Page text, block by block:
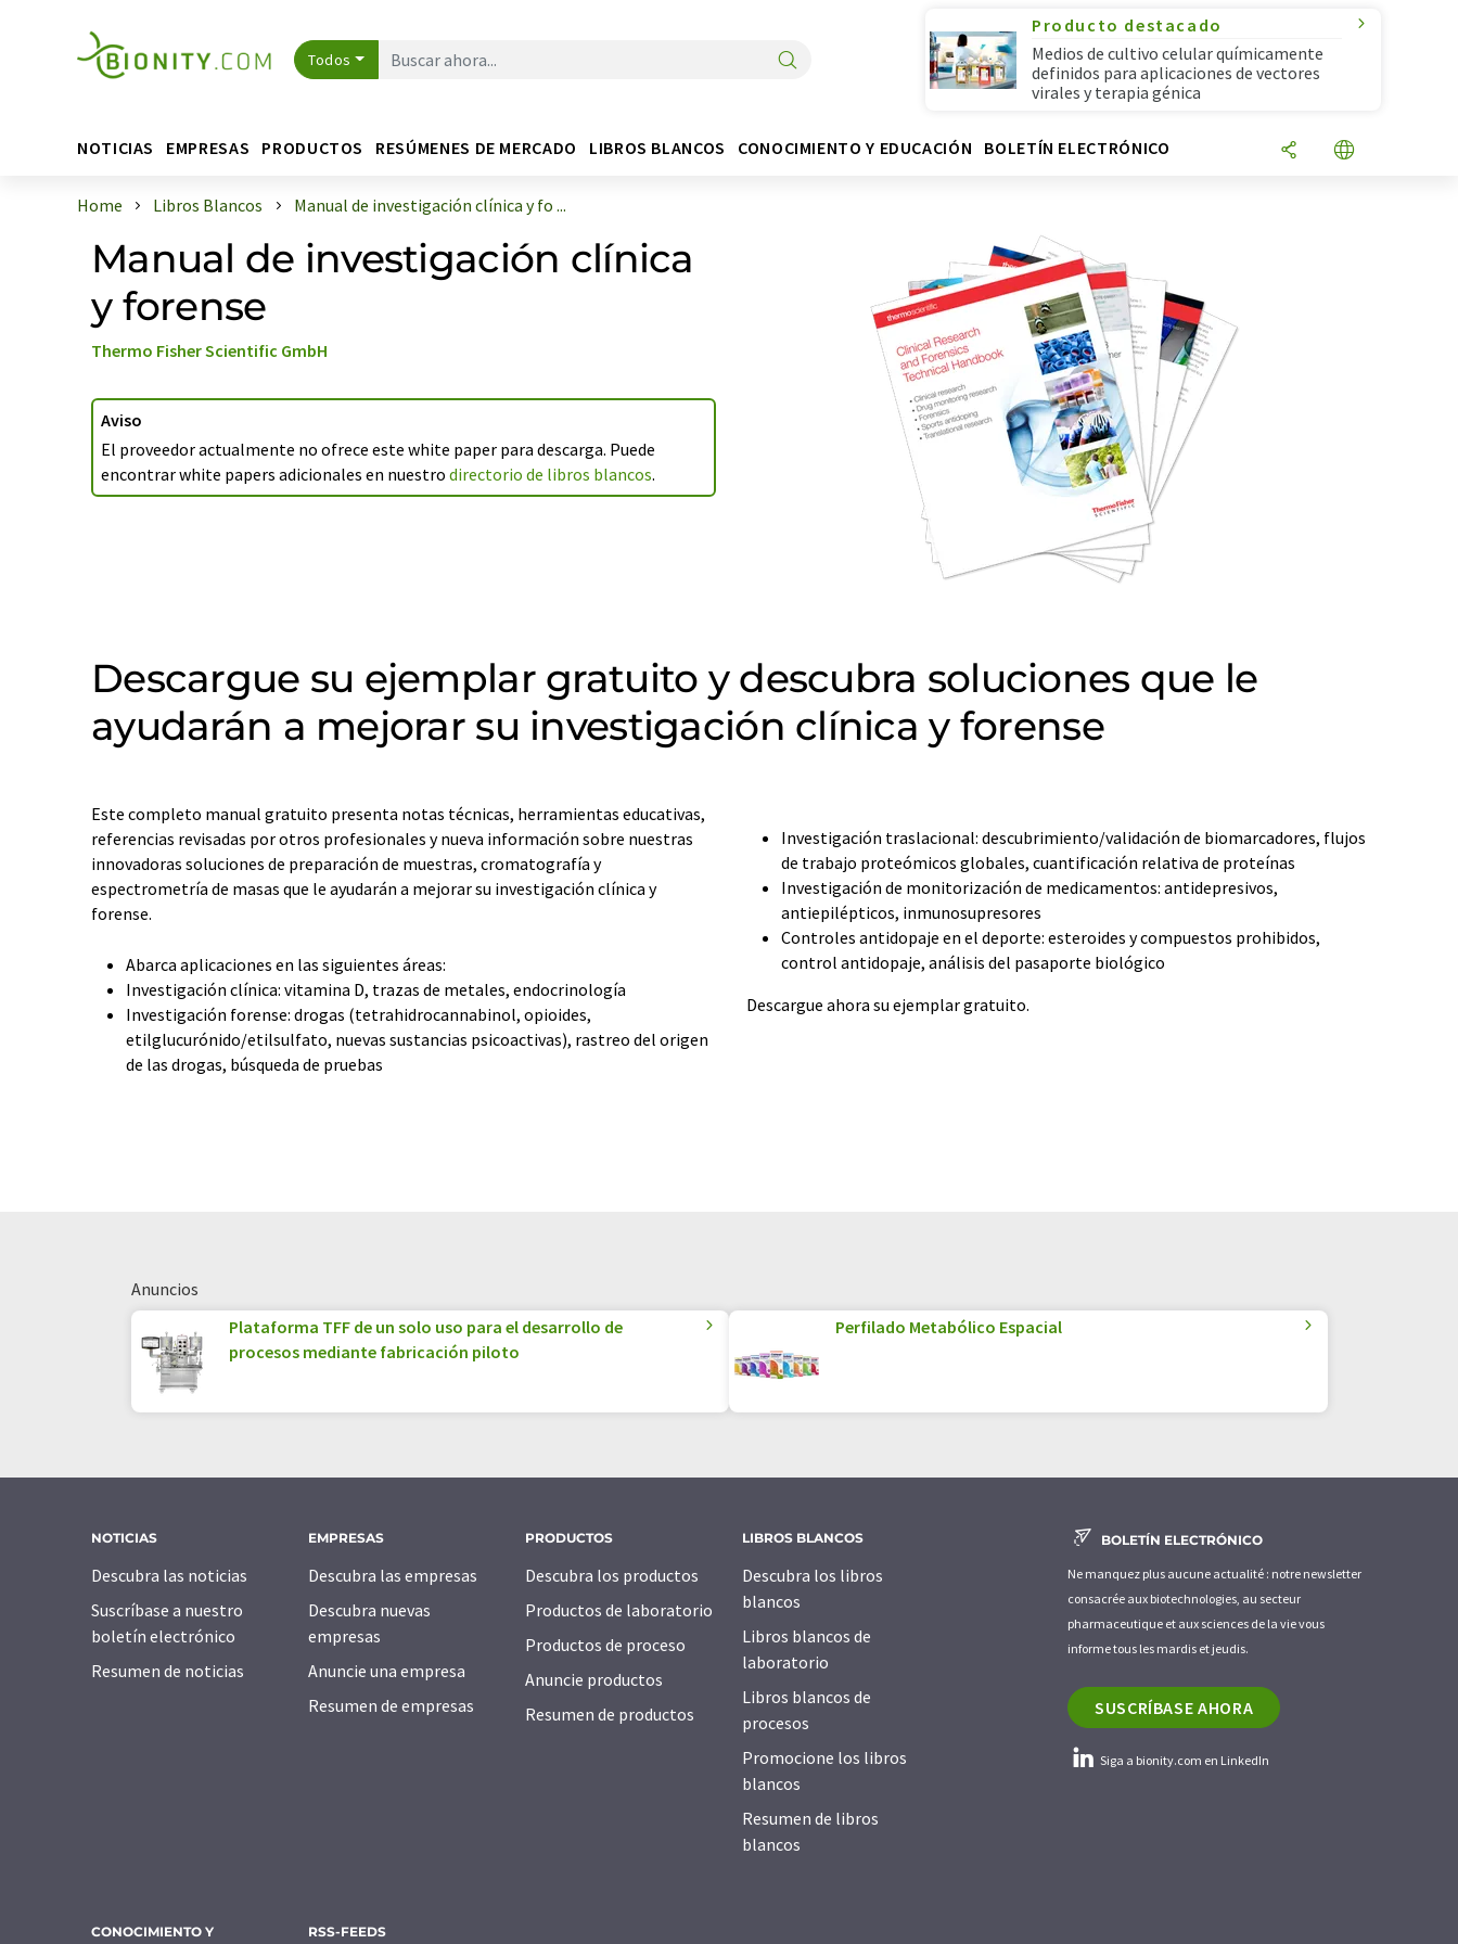
Todos
Producto destacado
Medios de cultivo celular químicamente
definidos para aplicaciones de vectores
virales y terapia génica
NOTICIAS EMPRESAS PRODUCTOS RESÚMENES DE MERCADO LIBROS BLANCOS CONOCIMIENTO Y EDUCACIÓN BOLETÍN ELECTRÓNICO
Home Libros Blancos Manual de investigación clínica y fo ...
Manual de investigación clínica
y forense
Thermo Fisher Scientific GmbH
Aviso
El proveedor actualmente no ofrece este white paper para descarga. Puede
encontrar white papers adicionales en nuestro directorio de libros blancos.
Descargue su ejemplar gratuito y descubra soluciones que le
ayudarán a mejorar su investigación clínica y forense
Este completo manual gratuito presenta notas técnicas, herramientas educativas,
referencias revisadas por otros profesionales y nueva información sobre nuestras
innovadoras soluciones de preparación de muestras, cromatografía y
espectrometría de masas que le ayudarán a mejorar su investigación clínica y
forense.
Abarca aplicaciones en las siguientes áreas:
Investigación clínica: vitamina D, trazas de metales, endocrinología
Investigación forense: drogas (tetrahidrocannabinol, opioides,
etilglucurónido/etilsulfato, nuevas sustancias psicoactivas), rastreo del origen
de las drogas, búsqueda de pruebas
Investigación traslacional: descubrimiento/validación de biomarcadores, flujos
de trabajo proteómicos globales, cuantificación relativa de proteínas
Investigación de monitorización de medicamentos: antidepresivos,
antiepilépticos, inmunosupresores
Controles antidopaje en el deporte: esteroides y compuestos prohibidos,
control antidopaje, análisis del pasaporte biológico
Descargue ahora su ejemplar gratuito.
Anuncios
Plataforma TFF de un solo uso para el desarrollo de
procesos mediante fabricación piloto
Perfilado Metabólico Espacial
NOTICIAS
Descubra las noticias
Suscríbase a nuestro
boletín electrónico
Resumen de noticias
EMPRESAS
Descubra las empresas
Descubra nuevas
empresas
Anuncie una empresa
Resumen de empresas
PRODUCTOS
Descubra los productos
Productos de laboratorio
Productos de proceso
Anuncie productos
Resumen de productos
LIBROS BLANCOS
Descubra los libros
blancos
Libros blancos de
laboratorio
Libros blancos de
procesos
Promocione los libros
blancos
Resumen de libros
blancos
CONOCIMIENTO Y RSS-FEEDS
BOLETÍN ELECTRÓNICO
Ne manquez plus aucune actualité : notre newsletter
consacrée aux biotechnologies, au secteur
pharmaceutique et aux sciences de la vie vous
informe tous les mardis et jeudis.
SUSCRÍBASE AHORA
Siga a bionity.com en LinkedIn